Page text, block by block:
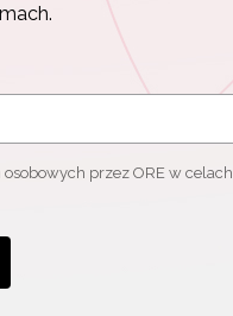
przez ORE w celach